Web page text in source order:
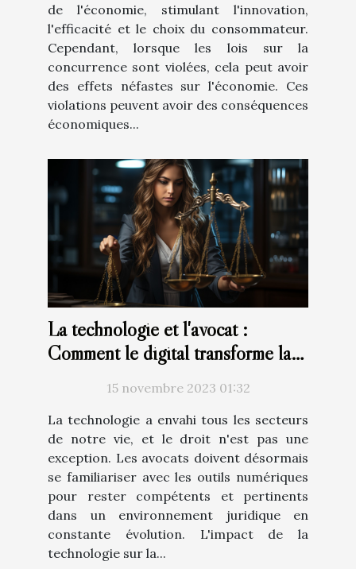
de l'économie, stimulant l'innovation,
l'efficacité et le choix du consommateur.
Cependant, lorsque les lois sur la
concurrence sont violées, cela peut avoir
des effets néfastes sur l'économie. Ces
violations peuvent avoir des conséquences
économiques...
La technologie et l'avocat :
Comment le digital transforme la
profession juridique
15 novembre 2023 01:32
La technologie a envahi tous les secteurs
de notre vie, et le droit n'est pas une
exception. Les avocats doivent désormais
se familiariser avec les outils numériques
pour rester compétents et pertinents
dans un environnement juridique en
constante évolution. L'impact de la
technologie sur la...